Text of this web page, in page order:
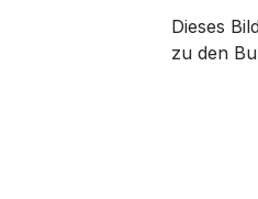
Dieses
zu den